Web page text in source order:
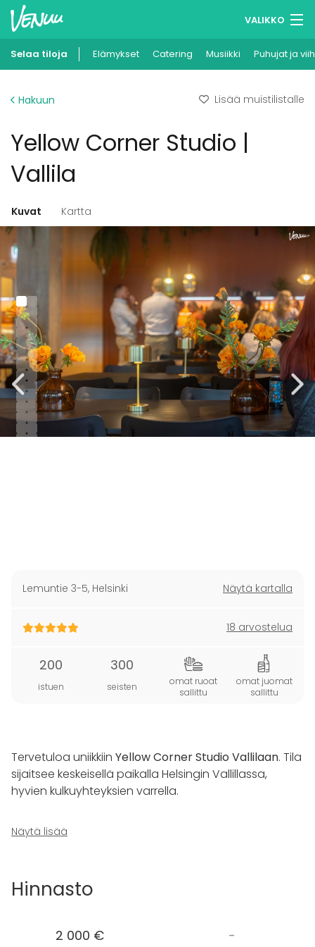
VALIKKO
Muistilistasi
Ilmoita kohteesi
Selaa tiloja Elämykset Catering Musiikki Puhujat ja
Hakuun Lisää muistilistalle
Yellow Corner Studio |
Vallila
Kuvat Kartta
Lemuntie 3-5, Helsinki Näytä kartalla
18 arvostelua
200
istuen
300
seisten
omat ruoat
sallittu
omat juomat
sallittu
Tervetuloa uniikkiin Yellow Corner Studio Vallilaan. Tila
sijaitsee keskeisellä paikalla Helsingin Vallillassa,
hyvien kulkuyhteyksien varrella.
Tämä näyttävä ja esteetön, 460m² kokoinen tila,
jonka yhteydestä löytyy 90m² kokoinen yksityinen
kuin seminaareista häätilaisuuksiin. Istuen tila vetää
Näytä lisää
Hinnasto
2 000 € -